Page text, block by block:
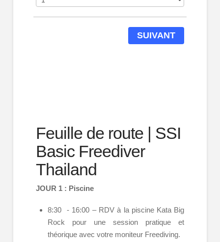
SUIVANT
Feuille de route | SSI
Basic Freediver
Thailand
JOUR 1 : Piscine
8:30 - 16:00 – RDV à la piscine Kata Big
Rock pour une session pratique et
théorique avec votre moniteur Freediving.